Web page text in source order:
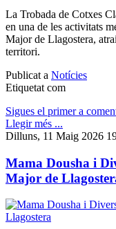
La Trobada de Cotxes
en una de les activitats
Major de Llagostera,
territori.
Publicat a Notícies
Etiquetat com
Sigues el primer a
Llegir més ...
Dilluns, 11 Maig 2026
Mama Dousha i
Major de